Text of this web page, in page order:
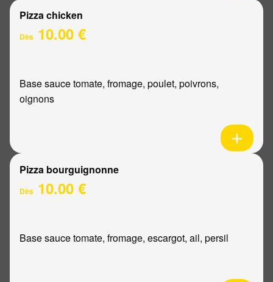
Pizza chicken
Dès 10.00 €
Base sauce tomate, fromage, poulet, poivrons,
oignons
Pizza bourguignonne
Dès 10.00 €
Base sauce tomate, fromage, escargot, ail, persil